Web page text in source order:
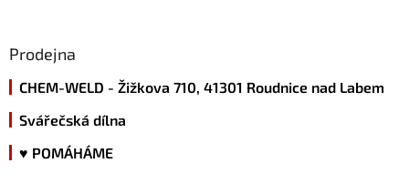
Prodejna
CHEM-WELD - Žižkova 710, 41301 Roudnice nad Labem
Svářečská dílna
♥ POMÁHÁME